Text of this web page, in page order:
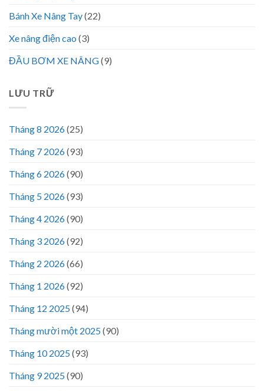
Bánh Xe Nâng Tay(22)
Xe nâng điện cao (3)
ĐẦU BƠM XE NÂNG(9)
LƯU TRỮ
Tháng 8 2026(25)
Tháng 7 2026(93)
Tháng 6 2026(90)
Tháng 5 2026(93)
Tháng 4 2026(90)
Tháng 3 2026(92)
Tháng 2 2026(66)
Tháng 1 2026(92)
Tháng 12 2025(94)
Tháng mười một 2025(90)
Tháng 10 2025(93)
Tháng 9 2025(90)